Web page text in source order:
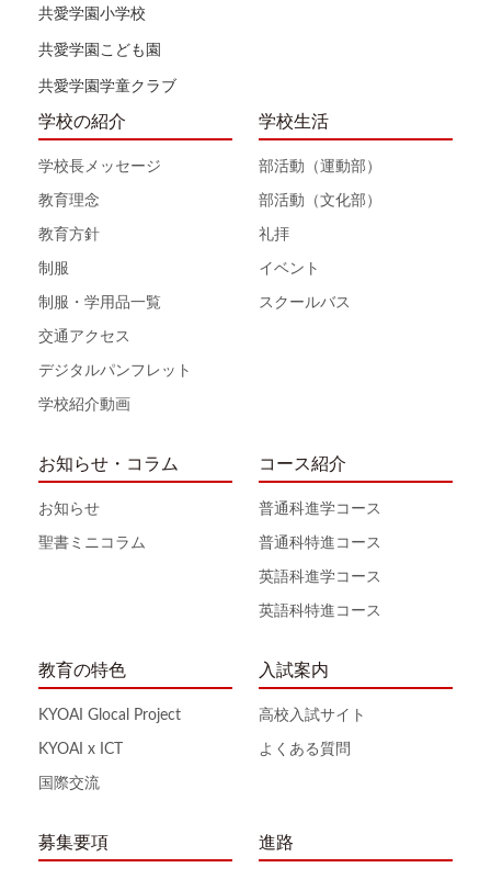
共愛学園小学校
共愛学園こども園
共愛学園学童クラブ
学校の紹介
学校長メッセージ
教育理念
教育方針
制服
制服・学用品一覧
交通アクセス
デジタルパンフレット
学校紹介動画
学校生活
部活動（運動部）
部活動（文化部）
礼拝
イベント
スクールバス
お知らせ・コラム
お知らせ
聖書ミニコラム
コース紹介
普通科進学コース
普通科特進コース
英語科進学コース
英語科特進コース
教育の特色
KYOAI Glocal Project
KYOAI x ICT
国際交流
入試案内
高校入試サイト
よくある質問
募集要項 進路